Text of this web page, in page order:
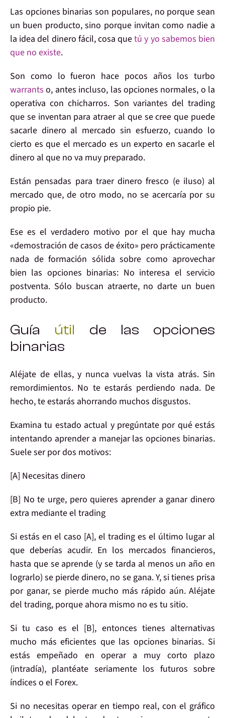
Las opciones binarias son populares, no porque sean
un buen producto, sino porque invitancomo nadiea
la idea del dinero fácil, cosa quetú y yo sabemos bien
que no existe.
Son como lo fueron hace pocos años los turbo
warrants o, antes incluso, las opciones normales, o la
operativa con chicharros. Son variantes del trading
que se inventan para atraer al que se cree que puede
sacarle dinero al mercado sin esfuerzo, cuando lo
cierto es que el mercado es un experto en sacarle el
dinero al que no va muy preparado.
Están pensadas para traer dinero fresco (e iluso) al
mercado que, de otro modo, no se acercaría por su
propio pie.
Ese es el verdadero motivo por el que hay mucha
«demostración de casos de éxito» pero prácticamente
nada de formación sólida sobre como aprovechar
bien las opciones binarias: No interesa el servicio
postventa. Sólo buscan atraerte, no darte un buen
producto.
Guía útil de las opciones
binarias
Aléjate de ellas, y nunca vuelvas la vista atrás. Sin
remordimientos. No te estarás perdiendo nada. De
hecho, te estarás ahorrando muchos disgustos.
Examina tu estado actual y pregúntate por qué estás
intentando aprender a manejar las opciones binarias.
Suele ser por dos motivos:
[A] Necesitas dinero
[B] No te urge, peroquieres aprendera ganar dinero
extra mediante el trading
Si estás en el caso [A], el trading es el último lugar al
que deberías acudir. En los mercados financieros,
hasta que se aprende (y se tarda al menos un año en
lograrlo) se pierde dinero, no se gana. Y, si tienes prisa
por ganar, se pierde mucho más rápido aún. Aléjate
del trading, porque ahora mismo no es tu sitio.
Si tu caso es el [B], entonces tienes alternativas
mucho más eficientes que las opciones binarias. Si
estás empeñado en operar a muy corto plazo
(intradía), plantéate seriamente los futuros sobre
índices o el Forex.
Si no necesitas operar en tiempo real, con el gráfico